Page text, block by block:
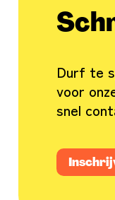
Durf te
voor
snel